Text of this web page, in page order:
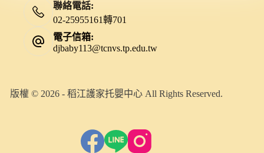
聯絡電話:
02-25955161轉701
電子信箱:
djbaby113@tcnvs.tp.edu.tw
版權 © 2026 - 稻江護家托嬰中心 All Rights Reserved.